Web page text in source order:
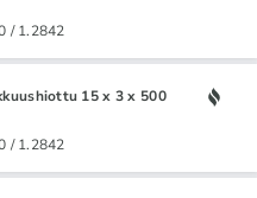
/ 1.2842
15 x 3 x 500
/ 1.2842